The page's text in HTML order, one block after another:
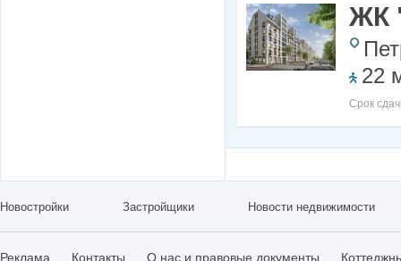
ЖК
22
Срок
Новостройки Застройщики Новости недвижимости
Реклама Контакты О нас и правовые документы